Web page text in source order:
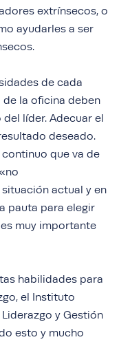
extrínsecos, o
ayudarles a ser
de cada
de la oficina deben
líder. Adecuar el
deseado.
continuo que va de
actual y en
pauta para elegir
muy importante
habilidades para
el Instituto
y Gestión
esto y mucho